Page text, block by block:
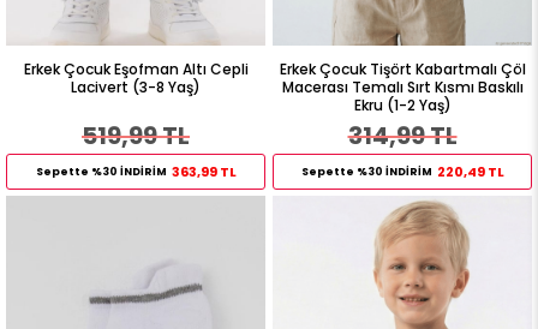
Erkek Çocuk Eşofman Altı Cepli
Lacivert (3-8 Yaş)
519,99 TL
Sepette %30 İNDİRİM 363,99 TL
Erkek Çocuk Tişört Kabartmalı Çöl
Macerası Temalı Sırt Kısmı Baskılı
Ekru (1-2 Yaş)
314,99 TL
Sepette %30 İNDİRİM 220,49 TL